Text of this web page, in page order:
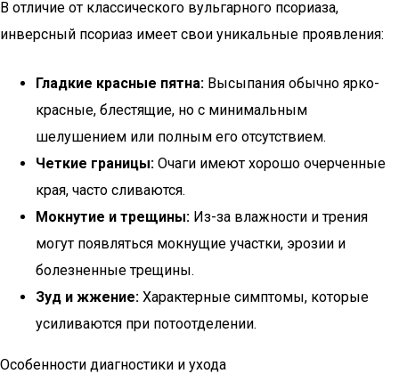
В отличие от классического вульгарного псориаза,
инверсный псориаз имеет свои уникальные проявления:
Гладкие красные пятна: Высыпания обычно ярко-
красные, блестящие, но с минимальным
шелушением или полным его отсутствием.
Четкие границы: Очаги имеют хорошо очерченные
края, часто сливаются.
Мокнутие и трещины: Из-за влажности и трения
могут появляться мокнущие участки, эрозии и
болезненные трещины.
Зуд и жжение: Характерные симптомы, которые
усиливаются при потоотделении.
Особенности диагностики и ухода